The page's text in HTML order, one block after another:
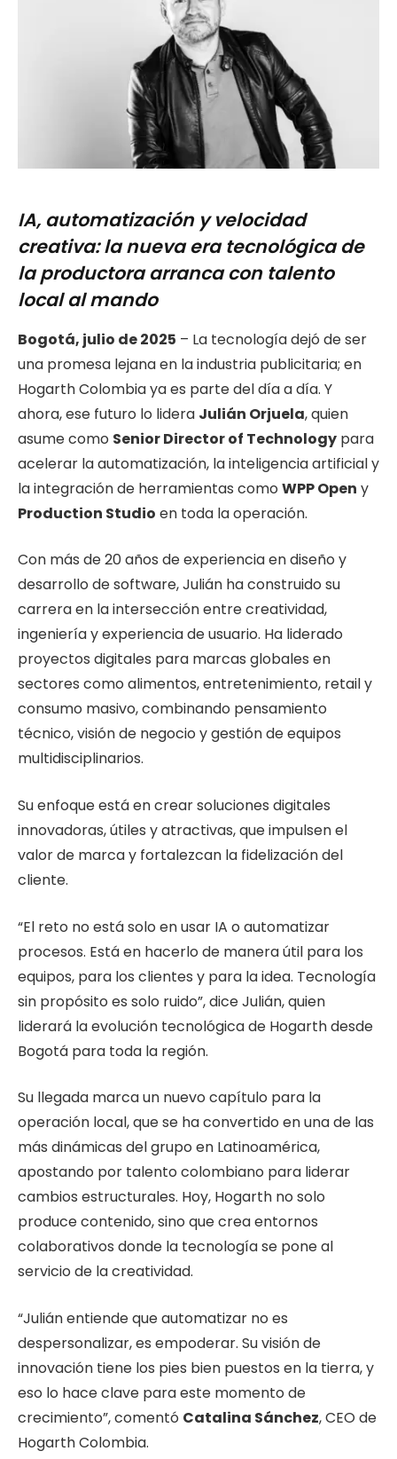
IA, automatización y velocidad
creativa: la nueva era tecnológica de
la productora arranca con talento
local al mando
Bogotá, julio de 2025 – La tecnología dejó de ser
una promesa lejana en la industria publicitaria; en
Hogarth Colombia ya es parte del día a día. Y
ahora, ese futuro lo lidera Julián Orjuela, quien
asume como Senior Director of Technology para
acelerar la automatización, la inteligencia artificial y
la integración de herramientas como WPP Open y
Production Studio en toda la operación.
Con más de 20 años de experiencia en diseño y
desarrollo de software, Julián ha construido su
carrera en la intersección entre creatividad,
ingeniería y experiencia de usuario. Ha liderado
proyectos digitales para marcas globales en
sectores como alimentos, entretenimiento, retail y
consumo masivo, combinando pensamiento
técnico, visión de negocio y gestión de equipos
multidisciplinarios.
Su enfoque está en crear soluciones digitales
innovadoras, útiles y atractivas, que impulsen el
valor de marca y fortalezcan la fidelización del
cliente.
“El reto no está solo en usar IA o automatizar
procesos. Está en hacerlo de manera útil para los
equipos, para los clientes y para la idea. Tecnología
sin propósito es solo ruido”, dice Julián, quien
liderará la evolución tecnológica de Hogarth desde
Bogotá para toda la región.
Su llegada marca un nuevo capítulo para la
operación local, que se ha convertido en una de las
más dinámicas del grupo en Latinoamérica,
apostando por talento colombiano para liderar
cambios estructurales. Hoy, Hogarth no solo
produce contenido, sino que crea entornos
colaborativos donde la tecnología se pone al
servicio de la creatividad.
“Julián entiende que automatizar no es
despersonalizar, es empoderar. Su visión de
innovación tiene los pies bien puestos en la tierra, y
eso lo hace clave para este momento de
crecimiento”, comentó Catalina Sánchez, CEO de
Hogarth Colombia.